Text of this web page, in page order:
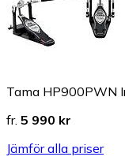
Tama HP900PWN
fr. 5 990 kr
Jämför alla priser